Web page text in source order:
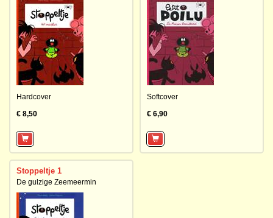
Hardcover
€ 8,50
Softcover
€ 6,90
Stoppeltje 1
De gulzige Zeemeermin